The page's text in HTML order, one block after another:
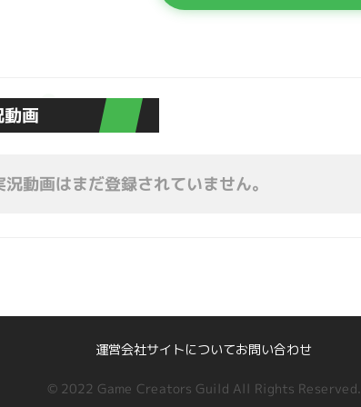
画
況動画はまだ登録されていません。
運営会社サイトについてお問い合わせ
© 2022 Game Creators Guild All Rights Reserved.